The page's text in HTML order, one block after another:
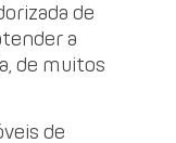
de
a
de muitos
de